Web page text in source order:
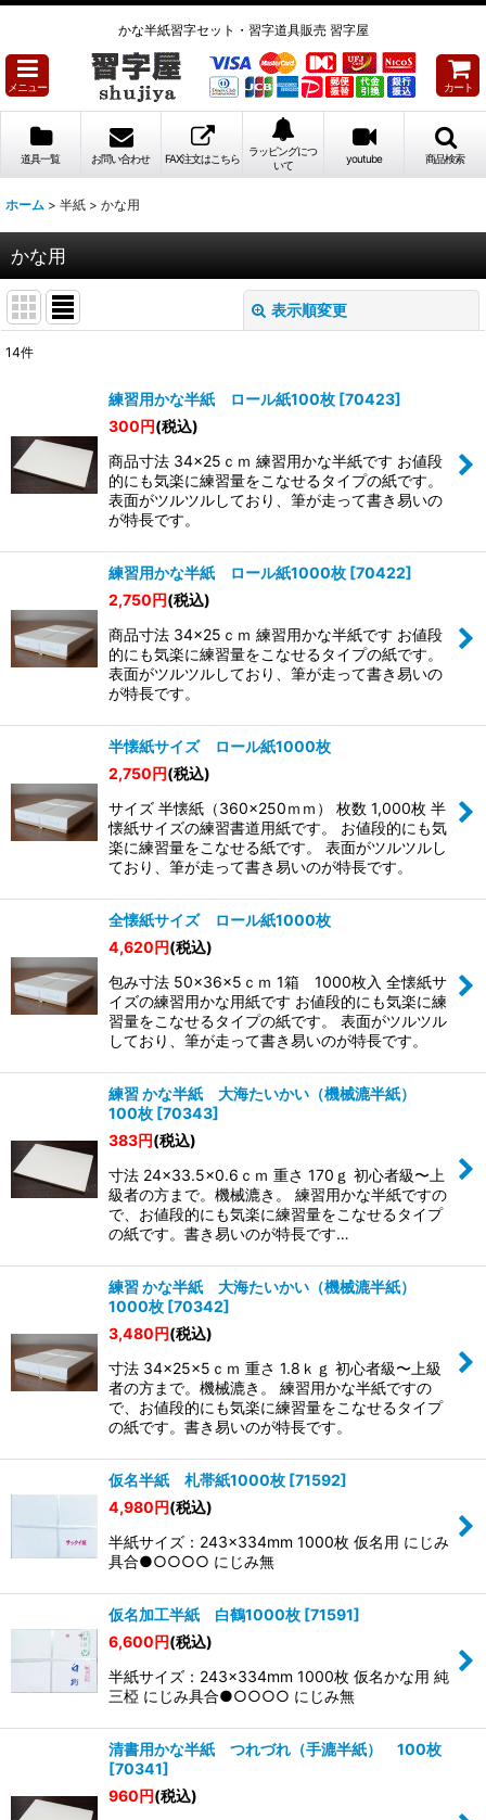
かな半紙習字セット・習字道具販売 習字屋
メニュー カート
道具一覧 お問い合わせ FAX注文はこちら
ラッピングにつ
いて
youtube 商品検索
ホーム > 半紙 > かな用
かな用
表示順変更
並び順:
絞り込む
14件
練習用かな半紙 ロール紙100枚 [70423]
300円(税込)
商品寸法 34×25ｃｍ 練習用かな半紙です お値段
的にも気楽に練習量をこなせるタイプの紙です。
表面がツルツルしており、筆が走って書き易いの
が特長です。
練習用かな半紙 ロール紙1000枚 [70422]
2,750円(税込)
商品寸法 34×25ｃｍ 練習用かな半紙です お値段
的にも気楽に練習量をこなせるタイプの紙です。
表面がツルツルしており、筆が走って書き易いの
が特長です。
半懐紙サイズ ロール紙1000枚
2,750円(税込)
サイズ 半懐紙（360×250ｍｍ） 枚数 1,000枚 半
懐紙サイズの練習書道用紙です。 お値段的にも気
楽に練習量をこなせる紙です。 表面がツルツルし
ており、筆が走って書き易いのが特長です。
全懐紙サイズ ロール紙1000枚
4,620円(税込)
包み寸法 50×36×5ｃｍ 1箱 1000枚入 全懐紙サ
イズの練習用かな用紙です お値段的にも気楽に練
習量をこなせるタイプの紙です。 表面がツルツル
しており、筆が走って書き易いのが特長です。
練習 かな半紙 大海たいかい（機械漉半紙）
100枚 [70343]
383円(税込)
寸法 24×33.5×0.6ｃｍ 重さ 170ｇ 初心者級〜上
級者の方まで。機械漉き。 練習用かな半紙ですの
で、お値段的にも気楽に練習量をこなせるタイプ
の紙です。書き易いのが特長です…
練習 かな半紙 大海たいかい（機械漉半紙）
1000枚 [70342]
3,480円(税込)
寸法 34×25×5ｃｍ 重さ 1.8ｋｇ 初心者級〜上級
者の方まで。機械漉き。 練習用かな半紙ですの
で、お値段的にも気楽に練習量をこなせるタイプ
の紙です。書き易いのが特長です。
仮名半紙 札帯紙1000枚 [71592]
4,980円(税込)
半紙サイズ：243×334mm 1000枚 仮名用 にじみ
具合●○○○○ にじみ無
仮名加工半紙 白鶴1000枚 [71591]
6,600円(税込)
半紙サイズ：243×334mm 1000枚 仮名かな用 純
三椏 にじみ具合●○○○○ にじみ無
清書用かな半紙 つれづれ（手漉半紙） 100枚
[70341]
960円(税込)